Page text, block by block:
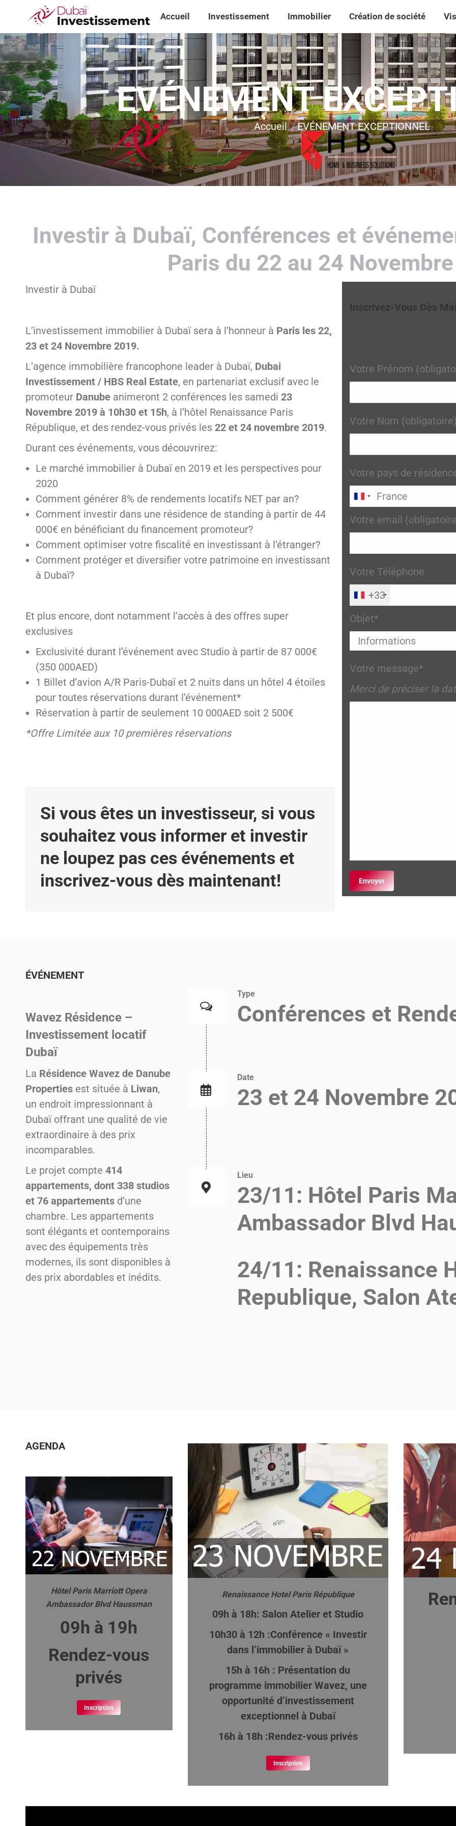
Accueil Investissement Immobilier Création de société
EVÉNEMENTVous êtes ici :
Accueil
EVÉNEMENT EXCEPTIONNEL
Investir à Dubaï, Conférences et
Paris du 22 au 24
Investir à Dubaï
L’investissement immobilier à Dubaï sera à l’honneur à Paris les 22,
23 et 24 Novembre 2019.
L’agence immobilière francophone leader à Dubaï, Dubai
Investissement / HBS Real Estate, en partenariat exclusif avec le
promoteur Danube animeront 2 conférences les samedi 23
Novembre 2019 à 10h30 et 15h, à l’hôtel Renaissance Paris
République, et des rendez-vous privés les 22 et 24 novembre 2019.
Durant ces événements, vous découvrirez:
Le marché immobilier à Dubaï en 2019 et les perspectives pour
2020
Comment générer 8% de rendements locatifs NET par an?
Comment investir dans une résidence de standing à partir de 44
000€ en bénéficiant du financement promoteur?
Comment optimiser votre fiscalité en investissant à l’étranger?
Comment protéger et diversifier votre patrimoine en investissant
à Dubaï?
Et plus encore, dont notamment l’accès à des offres super
exclusives
Exclusivité durant l’événement avec Studio à partir de 87 000€
(350 000AED)
1 Billet d’avion A/R Paris-Dubaï et 2 nuits dans un hôtel 4 étoiles
pour toutes réservations durant l’événement*
Réservation à partir de seulement 10 000AED soit 2 500€
*Offre Limitée aux 10 premières réservations
Si vous êtes un investisseur, si vous
souhaitez vous informer et investir
ne loupez pas ces événements et
inscrivez-vous dès maintenant!
Inscrivez-Vous Dès
Votre Prénom
Votre Nom
Votre pays de
Votre email
Votre Téléphone
+33
Objet*
Votre message*
Merci de préciser la
ÉVÉNEMENT
Wavez Résidence –
Investissement locatif
Dubaï
La Résidence Wavez de Danube
Properties est située à Liwan,
un endroit impressionnant à
Dubaï offrant une qualité de vie
extraordinaire à des prix
incomparables.
Le projet compte 414
appartements, dont 338 studios
et 76 appartements d’une
chambre. Les appartements
sont élégants et contemporains
avec des équipements très
modernes, ils sont disponibles à
des prix abordables et inédits.
Type
Conférences et
Date
23 et 24 Novembre
Lieu
23/11: Hôtel Paris
Ambassador Blvd
24/11: Renaissance
Republique, Salon
AGENDA
Hôtel Paris Marriott Opera
Ambassador Blvd Haussman
09h à 19h
Rendez-vous
privés
Inscription
Renaissance Hotel Paris République
09h à 18h: Salon Atelier et Studio
10h30 à 12h :Conférence « Investir
dans l’immobilier à Dubaï »
15h à 16h : Présentation du
programme immobilier Wavez, une
opportunité d’investissement
exceptionnel à Dubaï
16h à 18h :Rendez-vous privés
Inscription
Accueil Investissement Immobilier Création de société